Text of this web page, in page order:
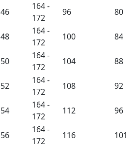
46
164 -
172
96 80
48
164 -
172
100 84
50
164 -
172
104 88
52
164 -
172
108 92
54
164 -
172
112 96
56
164 -
172
116 101